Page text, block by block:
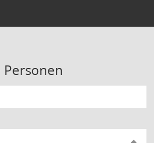
Personen